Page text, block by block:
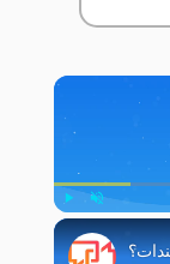
Play Unmute